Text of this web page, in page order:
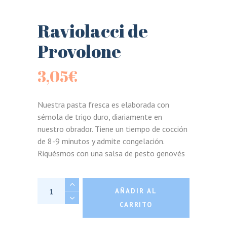
Raviolacci de
Provolone
3,05€
Nuestra pasta fresca es elaborada con
sémola de trigo duro, diariamente en
nuestro obrador. Tiene un tiempo de cocción
de 8-9 minutos y admite congelación.
Riquésmos con una salsa de pesto genovés
Raviolacci de Provolone quantity
AÑADIR AL
CARRITO